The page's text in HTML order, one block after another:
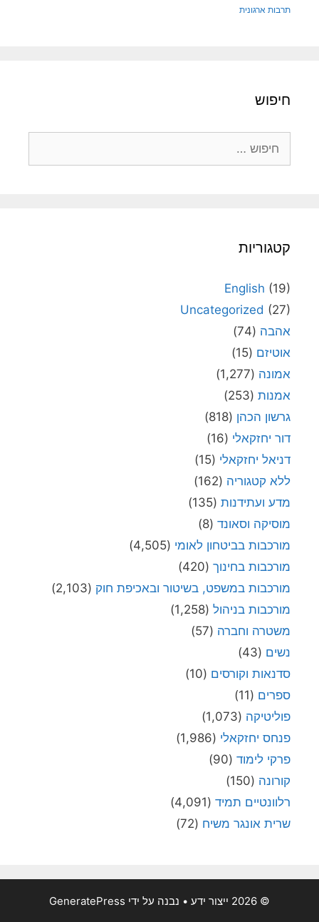
תרבות ארגונית
חיפוש
קטגוריות
English (19)
Uncategorized (27)
אהבה (74)
אוטיזם (15)
אמונה (1,277)
אמנות (253)
גרשון הכהן (818)
דור יחזקאלי (16)
דניאל יחזקאלי (15)
ללא קטגוריה (162)
מדע ועתידנות (135)
מוסיקה וסאונד (8)
מורכבות בביטחון לאומי (4,505)
מורכבות בחינוך (420)
מורכבות במשפט, בשיטור ובאכיפת חוק (2,103)
מורכבות בניהול (1,258)
משטרה וחברה (57)
נשים (43)
סדנאות וקורסים (10)
ספרים (11)
פוליטיקה (1,073)
פנחס יחזקאלי (1,986)
פרקי לימוד (90)
קורונה (150)
רלוונטיים תמיד (4,091)
שרית אונגר משיח (72)
© 2026 ייצור ידע • נבנה על ידי GeneratePress